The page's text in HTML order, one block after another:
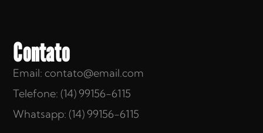
Contato
Email: contato@email.com
Telefone: (14) 99156-6115
Whatsapp: (14) 99156-6115